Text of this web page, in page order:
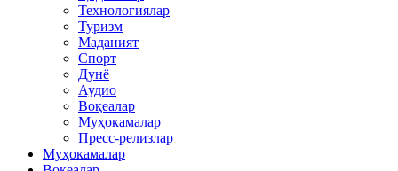
Технологиялар
Туризм
Маданият
Спорт
Дунё
Аудио
Воқеалар
Муҳокамалар
Пресс-релизлар
Муҳокамалар